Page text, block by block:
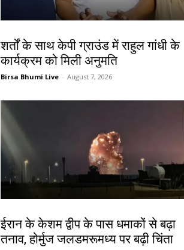
शर्तों के साथ केपी ग्राउंड में राहुल गांधी के
कार्यक्रम को मिली अनुमति
Birsa Bhumi Live - August 7, 2026
ईरान के केशम द्वीप के पास धमाकों से बढ़ा
तनाव, होर्मुज जलडमरूमध्य पर बढ़ी चिंता